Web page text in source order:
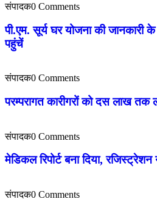
संपादक0 Comments
पी.एम. सूर्य घर योजना की जानकारी
पहुंचें
संपादक0 Comments
परम्परागत कारीगरों को दस लाख तक
संपादक0 Comments
मेडिकल रिपोर्ट बना दिया,
संपादक0 Comments